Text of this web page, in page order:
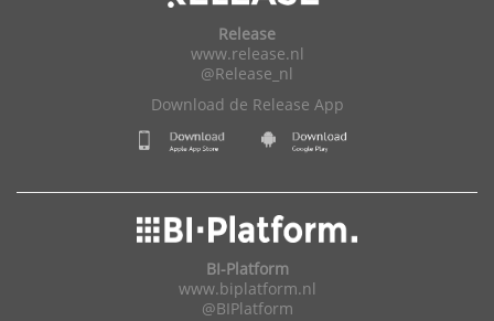
Release
www.release.nl
@Release_nl
Download de Release App
BI-Platform
www.biplatform.nl
@BIPlatform